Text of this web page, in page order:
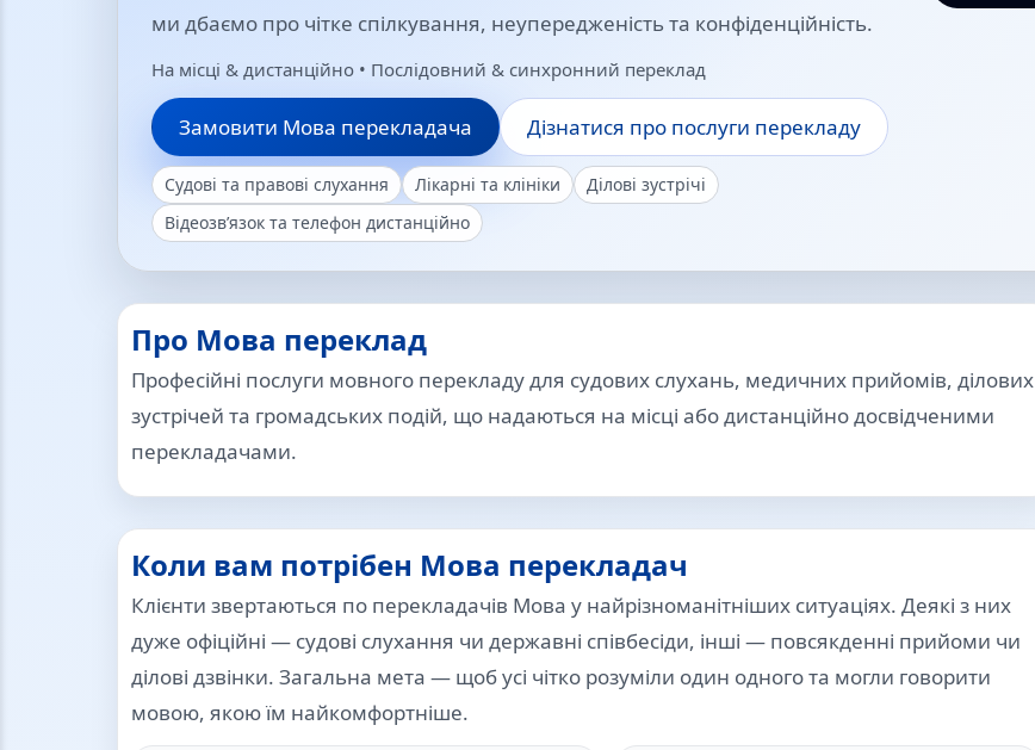
ми дбаємо про чітке спілкування, неупередженість та конфіденційність.
На місці & дистанційно • Послідовний & синхронний переклад
Замовити Мова перекладача Дізнатися про послуги перекладу
Судові та правові слухання Лікарні та клініки
Ділові зустрічі
Відеозв’язок та телефон дистанційно
Про Мова переклад
Професійні послуги мовного перекладу для судових слухань, медичних прийомів, ділових
зустрічей та громадських подій, що надаються на місці або дистанційно досвідченими
перекладачами.
Коли вам потрібен Мова перекладач
Клієнти звертаються по перекладачів Мова у найрізноманітніших ситуаціях. Деякі з них
дуже офіційні — судові слухання чи державні співбесіди, інші — повсякденні прийоми чи
ділові дзвінки. Загальна мета — щоб усі чітко розуміли один одного та могли говорити
мовою, якою їм найкомфортніше.